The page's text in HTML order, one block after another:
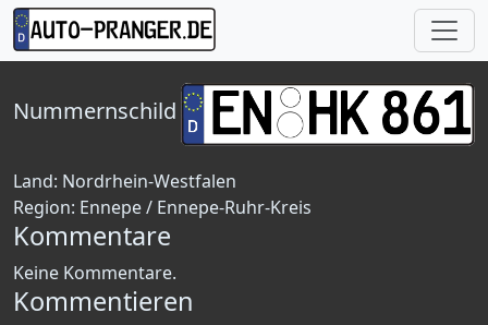
Nummernschild
Land: Nordrhein-Westfalen
Region: Ennepe / Ennepe-Ruhr-Kreis
Kommentare
Keine Kommentare.
Kommentieren